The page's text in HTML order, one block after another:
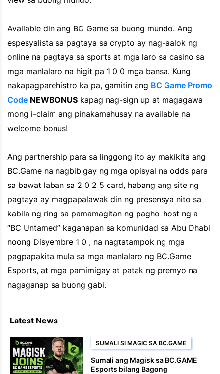
Available din ang BC Game sa buong mundo. Ang
espesyalista sa pagtaya sa crypto ay nag-aalok ng
online na pagtaya sa sports at mga laro sa casino sa
mga manlalaro na higit pa 1 0 0 mga bansa. Kung
nakapagparehistro ka pa, gamitin ang BC Game Promo
Code NEWBONUS kapag nag-sign up at magagawa
mong i-claim ang pinakamahusay na available na
welcome bonus!
Ang partnership para sa linggong ito ay makikita ang
BC.Game na nagbibigay ng mga opisyal na odds para
sa bawat laban sa 2 0 2 5 card, habang ang site ng
pagtaya ay magpapalawak din ng presensya nito sa
kabila ng ring sa pamamagitan ng pagho-host ng a
“BC Untamed” kaganapan sa komunidad sa Abu Dhabi
noong Disyembre 1 0 , na nagtatampok ng mga
pagpapakita mula sa mga manlalaro ng BC.Game
Esports, at mga pamimigay at patak ng premyo na
nagaganap sa buong gabi.
Latest News
SUMALI SI MAGIC SA BC.GAME
Sumali ang Magisk sa BC.GAME
Esports bilang Bagong